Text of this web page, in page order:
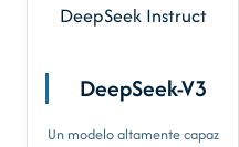
DeepSeek Instruct
DeepSeek-V3
Un modelo altamente capaz